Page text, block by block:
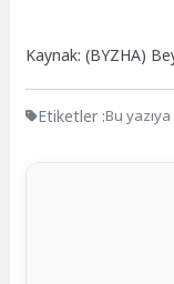
Kaynak: (BYZHA)
Etiketler :Bu